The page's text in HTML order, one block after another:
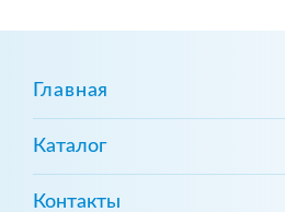
Главная
Каталог
Контакты